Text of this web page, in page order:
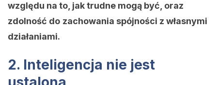
względu na to, jak trudne mogą być, oraz
zdolność do zachowania spójności z własnymi
działaniami.
2. Inteligencja nie jest